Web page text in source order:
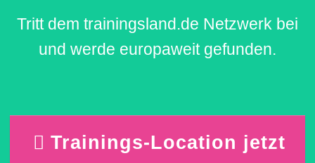
Tritt dem trainingsland.de Netzwerk bei
und werde europaweit gefunden.
Trainings-Location jetzt